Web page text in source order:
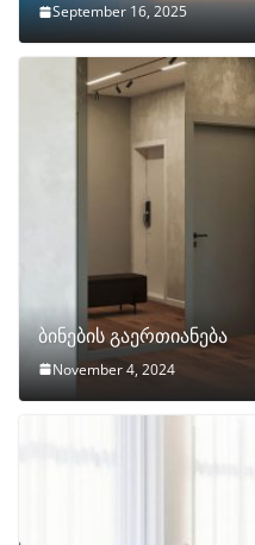
September 16, 2025
ბინების გაერთიანება
November 4, 2024